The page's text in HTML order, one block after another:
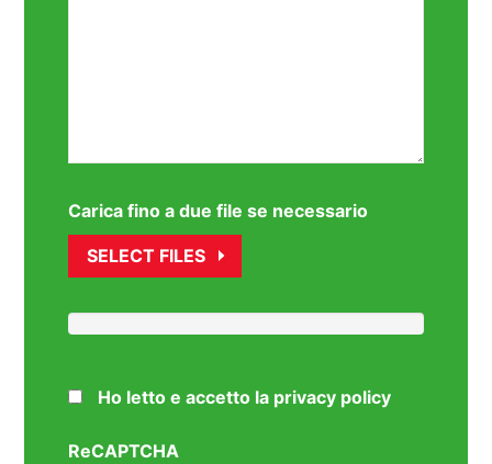
Carica fino a due file se necessario
SELECT FILES
Ho letto e accetto la privacy policy
ReCAPTCHA